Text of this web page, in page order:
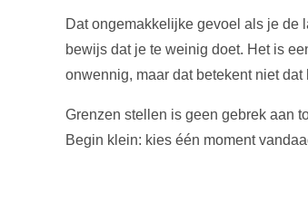
Dat ongemakkelijke gevoel als je de
bewijs dat je te weinig doet. Het is
onwennig, maar dat betekent niet dat
Grenzen stellen is geen gebrek aan
Begin klein: kies één moment